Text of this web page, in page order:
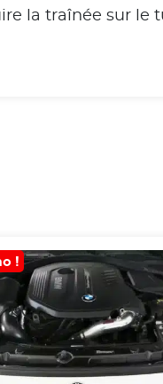
la traînée sur le
!